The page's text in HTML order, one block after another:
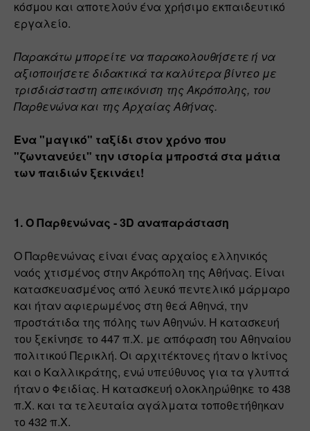
κόσμου και αποτελούν ένα χρήσιμο εκπαιδευτικό
εργαλείο.
Παρακάτω μπορείτε να παρακολουθήσετε ή να
αξιοποιήσετε διδακτικά τα καλύτερα βίντεο με
τρισδιάσταστη απεικόνιση της Ακρόπολης, του
Παρθενώνα και της Αρχαίας Αθήνας.
Ένα "μαγικό" ταξίδι στον χρόνο που
"ζωντανεύει" την ιστορία μπροστά στα μάτια
των παιδιών ξεκινάει!
1. Ο Παρθενώνας - 3D αναπαράσταση
Ο Παρθενώνας είναι ένας αρχαίος ελληνικός
ναός χτισμένος στην Ακρόπολη της Αθήνας. Είναι
κατασκευασμένος από λευκό πεντελικό μάρμαρο
και ήταν αφιερωμένος στη θεά Αθηνά, την
προστάτιδα της πόλης των Αθηνών. Η κατασκευή
του ξεκίνησε το 447 π.Χ. με απόφαση του Αθηναίου
πολιτικού Περικλή. Οι αρχιτέκτονες ήταν ο Ικτίνος
και ο Καλλικράτης, ενώ υπεύθυνος για τα γλυπτά
ήταν ο Φειδίας. Η κατασκευή ολοκληρώθηκε το 438
π.Χ. και τα τελευταία αγάλματα τοποθετήθηκαν
το 432 π.Χ.